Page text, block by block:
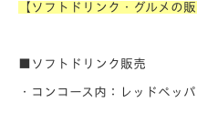
【ソフトドリンク・グルメの販
■ソフトドリンク販売
・コンコース内：レッドペッ